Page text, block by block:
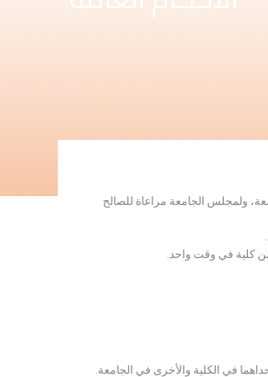
ولمجلس الجامعة مراعاة للصالح
من كلية في وقت واحد.
في الكلية والأخرى في الجامعة.